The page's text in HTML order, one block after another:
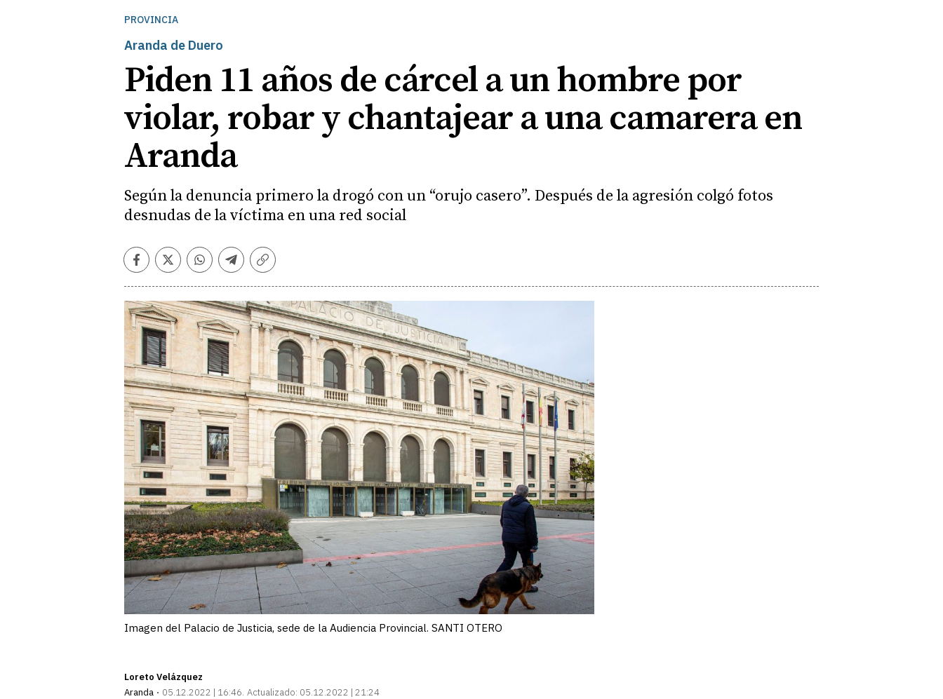
PROVINCIA
Aranda de Duero
Piden 11 años de cárcel a un hombre por
violar, robar y chantajear a una camarera en
Aranda
Según la denuncia primero la drogó con un “orujo casero”. Después de la agresión colgó fotos
desnudas de la víctima en una red social
Facebook
TwitterWhatsapp
Telegram
Copiar
Imagen del Palacio de Justicia, sede de la Audiencia Provincial. SANTI OTERO
Loreto Velázquez
Aranda
05.12.2022 | 16:46 Actualizado: 05.12.2022 | 21:24